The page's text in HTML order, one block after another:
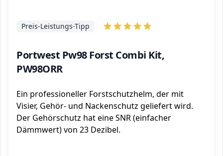
Portwest Pw98 Forst Combi Kit,
PW98ORR
Preis-Leistungs-Tipp
Ein professioneller Forstschutzhelm, der mit
Visier, Gehör- und Nackenschutz geliefert wird.
Der Gehörschutz hat eine SNR (einfacher
Dämmwert) von 23 Dezibel.